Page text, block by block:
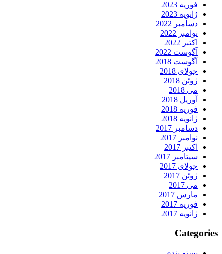
فوریه 2023
ژانویه 2023
دسامبر 2022
نوامبر 2022
اکتبر 2022
آگوست 2022
آگوست 2018
جولای 2018
ژوئن 2018
می 2018
آوریل 2018
فوریه 2018
ژانویه 2018
دسامبر 2017
نوامبر 2017
اکتبر 2017
سپتامبر 2017
جولای 2017
ژوئن 2017
می 2017
مارس 2017
فوریه 2017
ژانویه 2017
Categories